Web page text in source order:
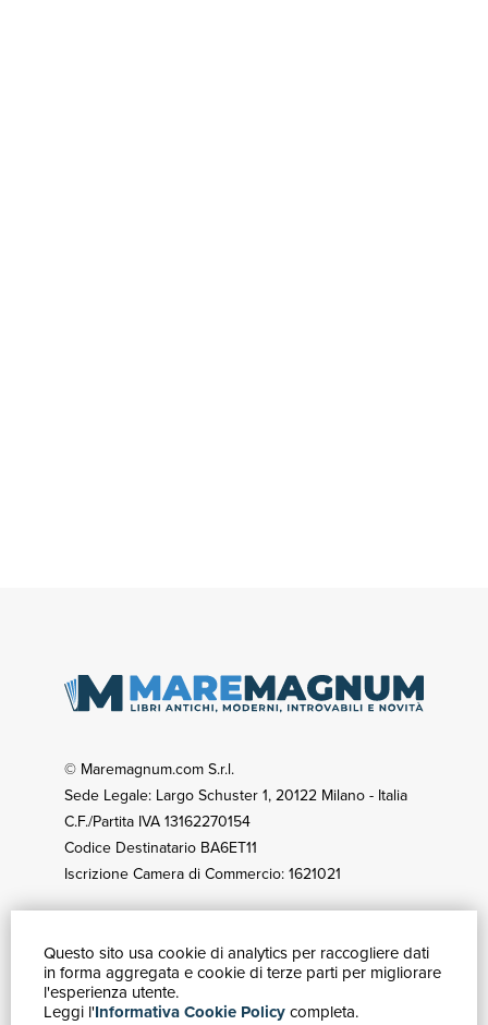
Questo sito usa cookie di analytics per raccogliere dati
in forma aggregata e cookie di terze parti per migliorare
l'esperienza utente.
Leggi l'Informativa Cookie Policycompleta.
© Maremagnum.com S.r.l.
Sede Legale: Largo Schuster 1, 20122 Milano - Italia
C.F./Partita IVA 13162270154
Codice Destinatario BA6ET11
Iscrizione Camera di Commercio: 1621021
GUIDA ACQUISTI
Catalogo
Ricerca avanzata